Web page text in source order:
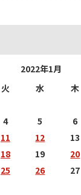
2022年1月
火 水 木
4 5 6
11 12 13
18 19 20
25 26 27